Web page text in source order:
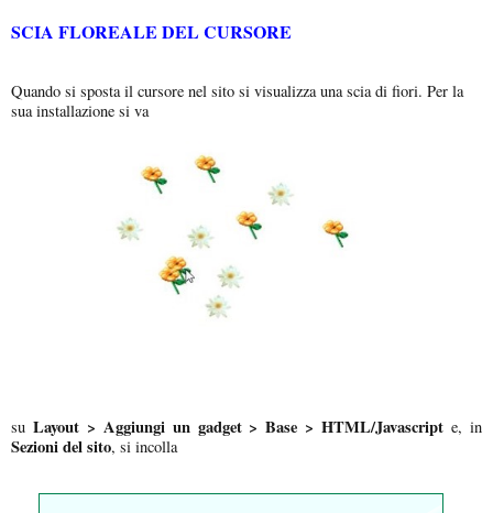
SCIA FLOREALE DEL CURSORE
Quando si sposta il cursore nel sito si visualizza una scia di fiori. Per la
sua installazione si va
su Layout > Aggiungi un gadget > Base > HTML/Javascript e, in
Sezioni del sito, si incolla